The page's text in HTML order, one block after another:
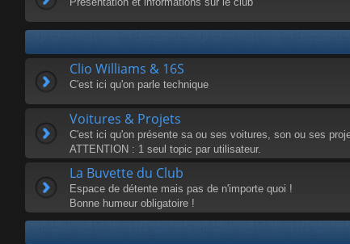
Clio Williams & 16S
C'est ici qu'on parle technique
Voitures & Projets
C'est ici qu'on présente sa ou ses voitures, son ou ses
ATTENTION : 1 seul topic par utilisateur.
La Buvette du Club
Espace de détente mais pas de n'importe quoi !
Bonne humeur obligatoire !